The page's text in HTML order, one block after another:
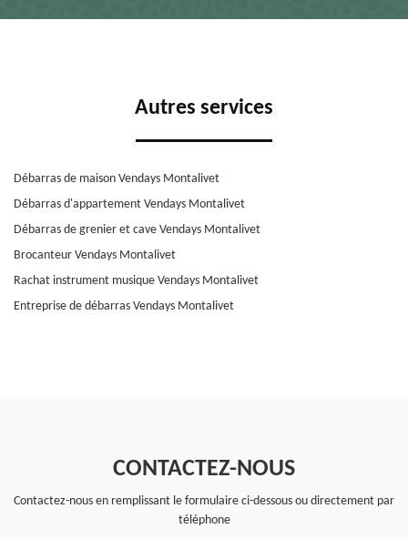
Autres services
Débarras de maison Vendays Montalivet
Débarras d'appartement Vendays Montalivet
Débarras de grenier et cave Vendays Montalivet
Brocanteur Vendays Montalivet
Rachat instrument musique Vendays Montalivet
Entreprise de débarras Vendays Montalivet
CONTACTEZ-NOUS
Contactez-nous en remplissant le formulaire ci-dessous ou directement par
téléphone